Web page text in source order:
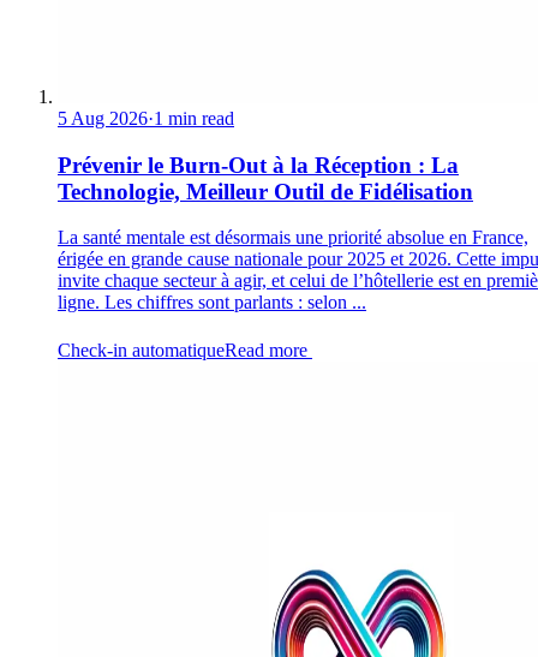
5 Aug 2026·1 min read
Prévenir le Burn-Out à la Réception : La
Technologie, Meilleur Outil de Fidélisation
La santé mentale est désormais une priorité absolue en France,
érigée en grande cause nationale pour 2025 et 2026. Cette
invite chaque secteur à agir, et celui de l’hôtellerie est en
ligne. Les chiffres sont parlants : selon ...
Check-in automatiqueRead more